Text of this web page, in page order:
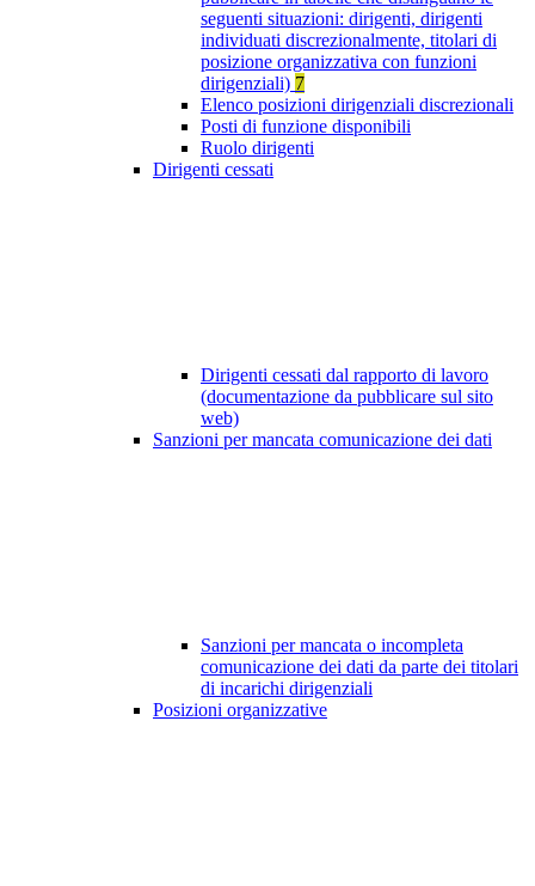
seguenti situazioni: dirigenti, dirigenti
individuati discrezionalmente, titolari di
posizione organizzativa con funzioni
dirigenziali) 7
Elenco posizioni dirigenziali discrezionali
Posti di funzione disponibili
Ruolo dirigenti
Dirigenti cessati
Dirigenti cessati dal rapporto di lavoro
(documentazione da pubblicare sul sito
web)
Sanzioni per mancata comunicazione dei dati
Sanzioni per mancata o incompleta
comunicazione dei dati da parte dei titolari
di incarichi dirigenziali
Posizioni organizzative